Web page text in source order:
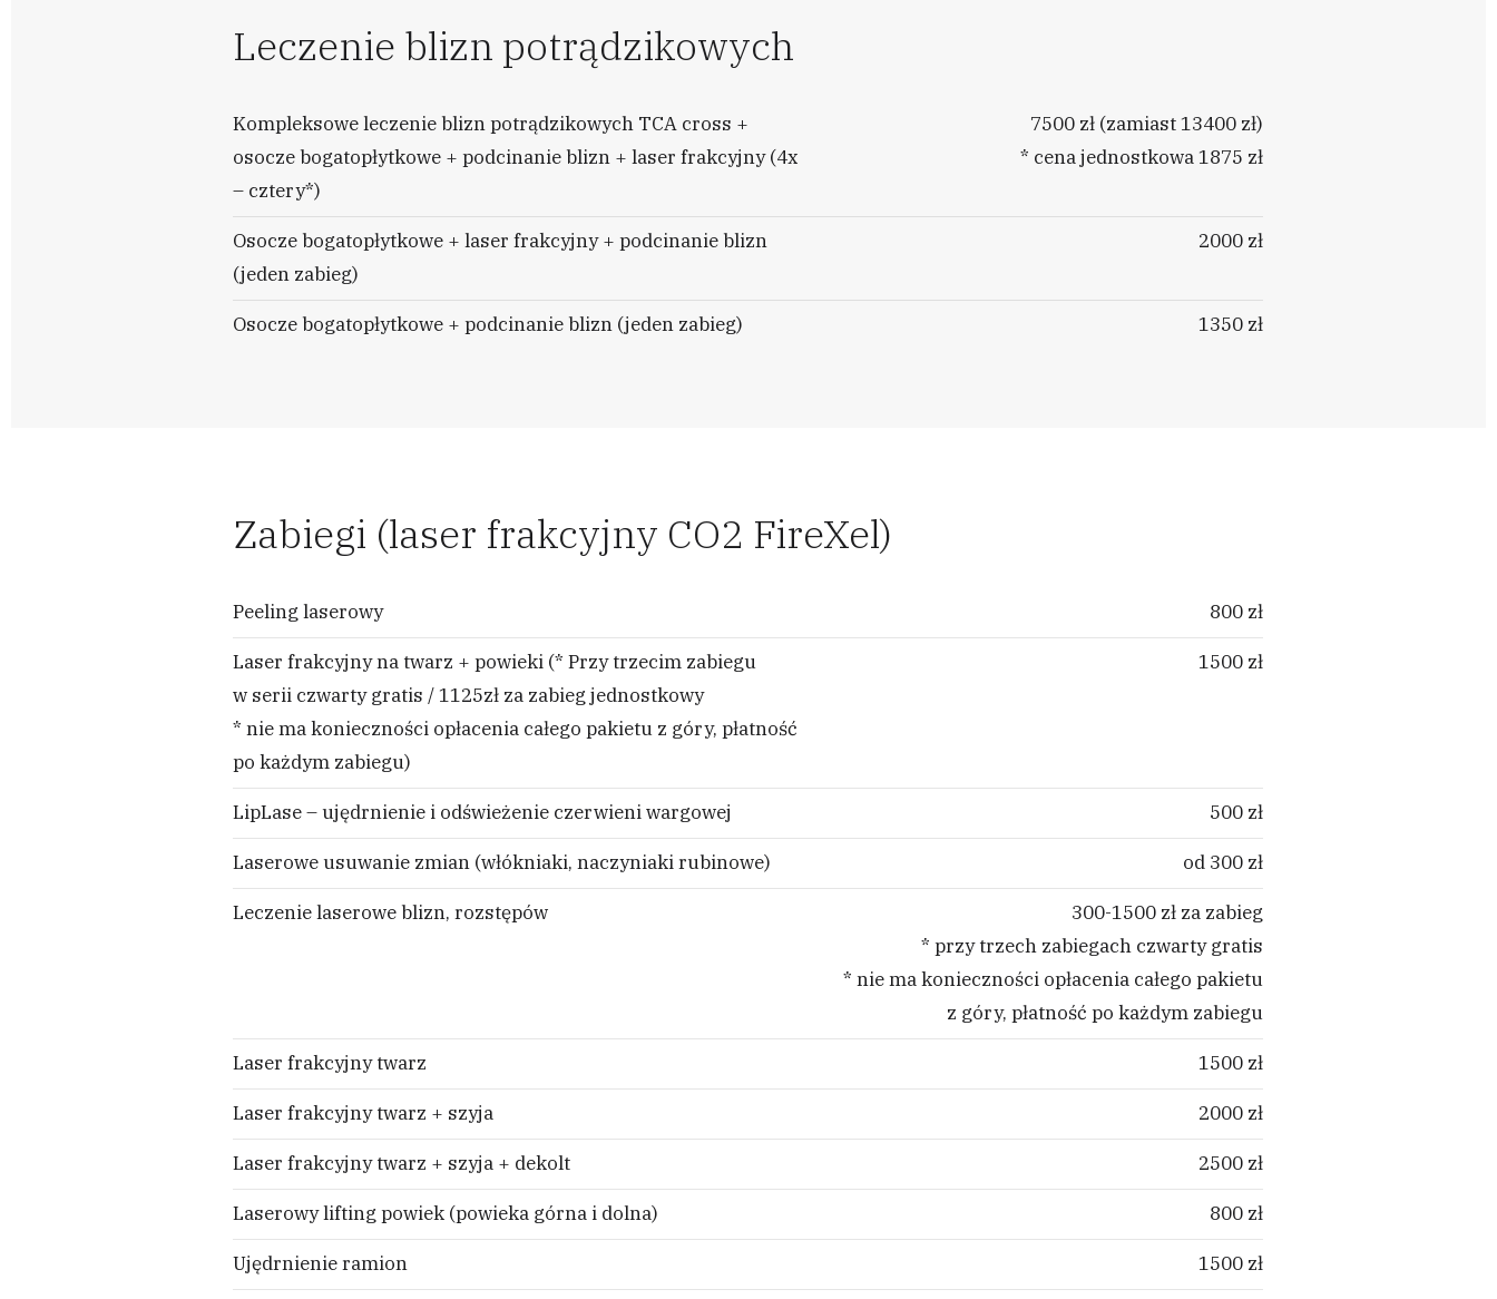
Leczenie blizn potrądzikowych
Kompleksowe leczenie blizn potrądzikowych TCA cross +
osocze bogatopłytkowe + podcinanie blizn + laser frakcyjny (4x
– cztery*)
7500 zł (zamiast 13400 zł)
* cena jednostkowa 1875 zł
Osocze bogatopłytkowe + laser frakcyjny + podcinanie blizn
(jeden zabieg)
2000 zł
Osocze bogatopłytkowe + podcinanie blizn (jeden zabieg) 1350 zł
Zabiegi (laser frakcyjny CO2 FireXel)
Peeling laserowy 800 zł
Laser frakcyjny na twarz + powieki (* Przy trzecim zabiegu
w serii czwarty gratis / 1125zł za zabieg jednostkowy
* nie ma konieczności opłacenia całego pakietu z góry, płatność
po każdym zabiegu)
1500 zł
LipLase – ujędrnienie i odświeżenie czerwieni wargowej 500 zł
Laserowe usuwanie zmian (włókniaki, naczyniaki rubinowe) od 300 zł
Leczenie laserowe blizn, rozstępów
300-1500 zł za zabieg
* przy trzech zabiegach czwarty gratis
* nie ma konieczności opłacenia całego pakietu
z góry, płatność po każdym zabiegu
Laser frakcyjny twarz 1500 zł
Laser frakcyjny twarz + szyja 2000 zł
Laser frakcyjny twarz + szyja + dekolt 2500 zł
Laserowy lifting powiek (powieka górna i dolna) 800 zł
Ujędrnienie ramion 1500 zł